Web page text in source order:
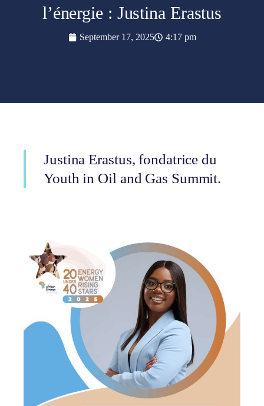
l’énergie : Justina Erastus
September 17, 2025 4:17 pm
Justina Erastus, fondatrice du
Youth in Oil and Gas Summit.